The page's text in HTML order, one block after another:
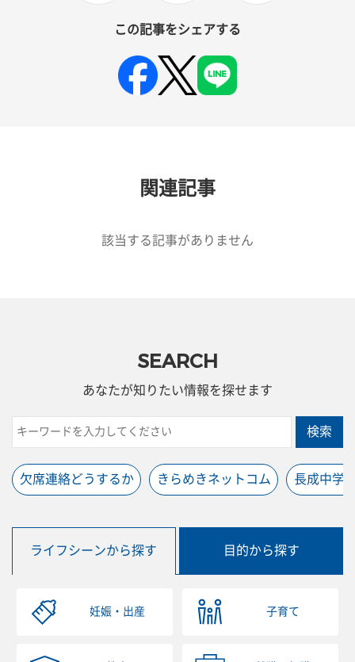
この記事をシェアする
関連記事
該当する記事がありません
SEARCH
あなたが知りたい情報を探せます
検索
欠席連絡どうするか きらめきネットコム 長成中学
ライフシーンから探す 目的から探す
妊娠・出産 子育て